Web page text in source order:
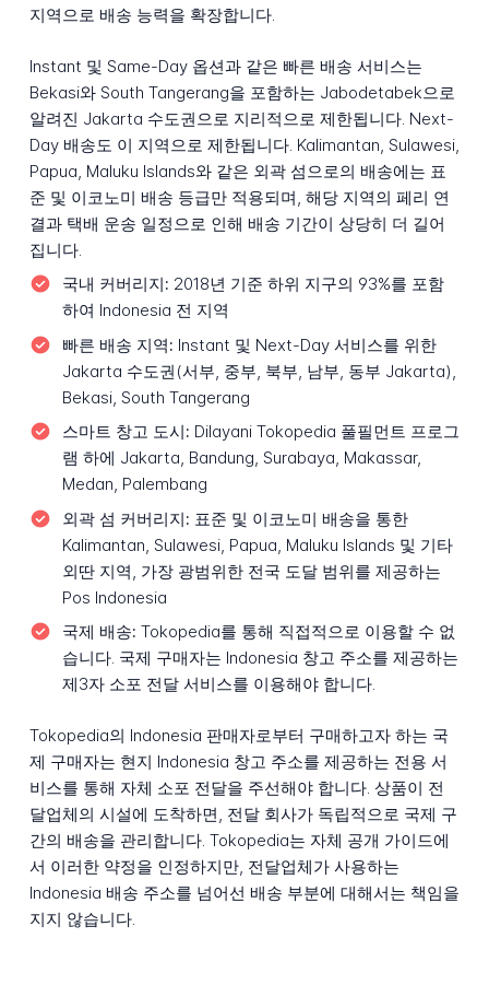
지역으로 배송 능력을 확장합니다.
Instant 및 Same-Day 옵션과 같은 빠른 배송 서비스는
Bekasi와 South Tangerang을 포함하는 Jabodetabek으로
알려진 Jakarta 수도권으로 지리적으로 제한됩니다. Next-
Day 배송도 이 지역으로 제한됩니다. Kalimantan, Sulawesi,
Papua, Maluku Islands와 같은 외곽 섬으로의 배송에는 표
준 및 이코노미 배송 등급만 적용되며, 해당 지역의 페리 연
결과 택배 운송 일정으로 인해 배송 기간이 상당히 더 길어
집니다.
국내 커버리지: 2018년 기준 하위 지구의 93%를 포함
하여 Indonesia 전 지역
빠른 배송 지역: Instant 및 Next-Day 서비스를 위한
Jakarta 수도권(서부, 중부, 북부, 남부, 동부 Jakarta),
Bekasi, South Tangerang
스마트 창고 도시: Dilayani Tokopedia 풀필먼트 프로그
램 하에 Jakarta, Bandung, Surabaya, Makassar,
Medan, Palembang
외곽 섬 커버리지: 표준 및 이코노미 배송을 통한
Kalimantan, Sulawesi, Papua, Maluku Islands 및 기타
외딴 지역, 가장 광범위한 전국 도달 범위를 제공하는
Pos Indonesia
국제 배송: Tokopedia를 통해 직접적으로 이용할 수 없
습니다. 국제 구매자는 Indonesia 창고 주소를 제공하는
제3자 소포 전달 서비스를 이용해야 합니다.
Tokopedia의 Indonesia 판매자로부터 구매하고자 하는 국
제 구매자는 현지 Indonesia 창고 주소를 제공하는 전용 서
비스를 통해 자체 소포 전달을 주선해야 합니다. 상품이 전
달업체의 시설에 도착하면, 전달 회사가 독립적으로 국제 구
간의 배송을 관리합니다. Tokopedia는 자체 공개 가이드에
서 이러한 약정을 인정하지만, 전달업체가 사용하는
Indonesia 배송 주소를 넘어선 배송 부분에 대해서는 책임을
지지 않습니다.